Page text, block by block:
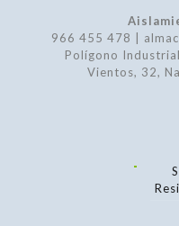
966 455 478 |
Polígono
Vientos, 32,